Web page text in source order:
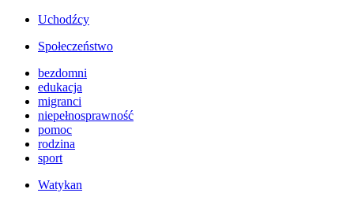
Uchodźcy
Społeczeństwo
bezdomni
edukacja
migranci
niepełnosprawność
pomoc
rodzina
sport
Watykan